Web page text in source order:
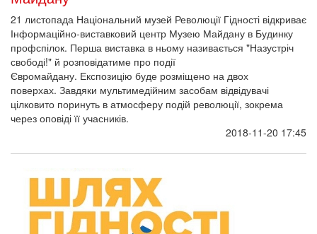
21 листопада Національний музей Революції Гідності відкриває
Інформаційно-виставковий центр Музею Майдану в Будинку
профспілок. Перша виставка в ньому називається "Назустріч
свободі!" й розповідатиме про події
Євромайдану. Експозицію буде розміщено на двох
поверхах. Завдяки мультимедійним засобам відвідувачі
цілковито поринуть в атмосферу подій революції, зокрема
через оповіді її учасників.
2018-11-20 17:45